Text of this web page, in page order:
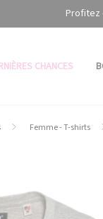
Profitez
CHANCES
Femme - T-shirts